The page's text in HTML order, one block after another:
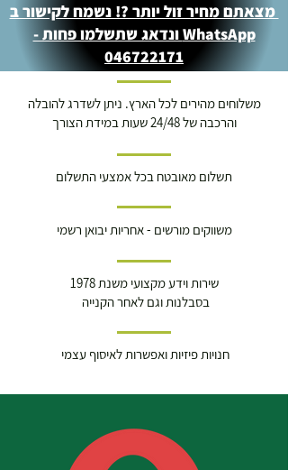
מצאתם מחיר זול יותר ?! נשמח לקישור ב
WhatsApp ונדאג שתשלמו פחות -
046722171
משלוחים מהירים לכל הארץ. ניתן לשדרג להובלה
והרכבה של 24/48 שעות במידת הצורך
תשלום מאובטח בכל אמצעי התשלום
משווקים מורשים - אחריות יבואן רשמי
שירות וידע מקצועי משנת 1978
בסבלנות וגם לאחר הקנייה
חנויות פיזיות ואפשרות לאיסוף עצמי